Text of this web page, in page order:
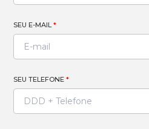
SEU E-MAIL*
SEU TELEFONE*